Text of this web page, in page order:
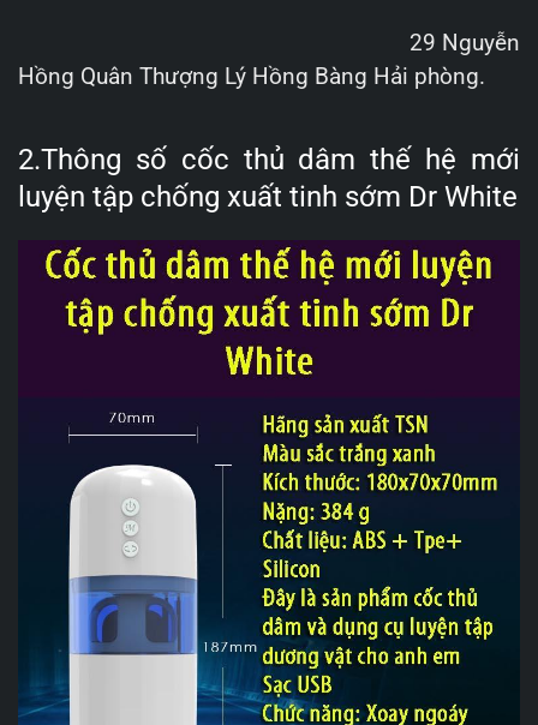
29 Nguyễn
Hồng Quân Thượng Lý Hồng Bàng Hải phòng.
2.Thông số cốc thủ dâm thế hệ mới
luyện tập chống xuất tinh sớm Dr White